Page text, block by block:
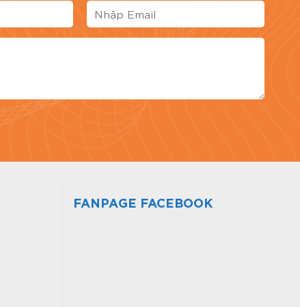
bài viết
FANPAGE FACEBOOK